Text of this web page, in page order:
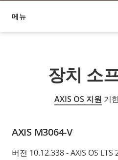
메뉴
장치 소프트웨어
장치 소
AXIS OS 지원 기
AXIS M3064-V
버전 10.12.338 - AXIS OS LTS